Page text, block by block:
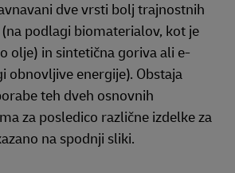
dve vrsti bolj trajnostnih
podlagi biomaterialov, kot je
olje) in sintetična goriva ali e-
obnovljive energije). Obstaja
teh dveh osnovnih
za posledico različne izdelke za
na spodnji sliki.